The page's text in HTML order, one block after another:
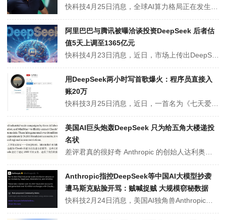
阿里巴巴与腾讯被曝洽谈投资DeepSeek 后者估
值5天上调至1365亿元
用DeepSeek两小时写首歌爆火：程序员直接入
账20万
美国AI巨头炮轰DeepSeek 只为给五角大楼递投
名状
Anthropic指控DeepSeek等中国AI大模型抄袭
遭马斯克贴脸开骂：贼喊捉贼 大规模窃秘数据